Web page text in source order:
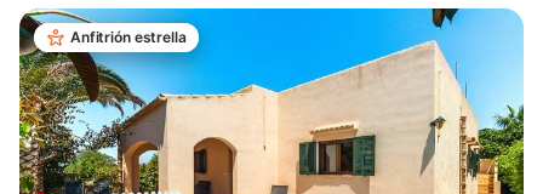
Anfitrión estrella